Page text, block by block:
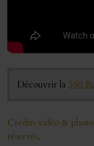
Découvrir la 350
Crédits vidéo &
réservés.